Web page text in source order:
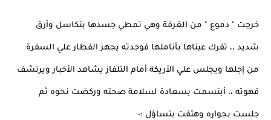
خرجت " دموع " من الغرفة وهي تمطي جسدها بتكاسل وأرق
شديد ،، تفرك عيناها بأناملها فوجدته يجهز الفطار علي السفرة
من إجلها ويجلس علي الأريكة أمام التلفاز يشاهد الأخبار ويرتشف
قهوته ،، أبتسمت بسعادة لسلامة صحته وركضت نحوه ثم
جلست بجواره وهتفت بتساؤل :-